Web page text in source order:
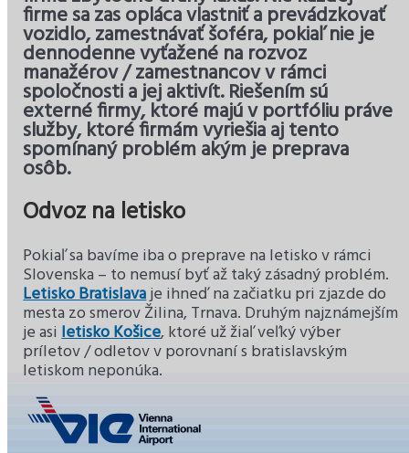
firme sa zas opláca vlastniť a prevádzkovať
vozidlo, zamestnávať šoféra, pokiaľ nie je
dennodenne vyťažené na rozvoz
manažérov / zamestnancov v rámci
spoločnosti a jej aktivít. Riešením sú
externé firmy, ktoré majú v portfóliu práve
služby, ktoré firmám vyriešia aj tento
spomínaný problém akým je preprava
osôb.
Odvoz na letisko
Pokiaľ sa bavíme iba o preprave na letisko v rámci
Slovenska – to nemusí byť až taký zásadný problém.
Letisko Bratislavaje ihneď na začiatku pri zjazde do
mesta zo smerov Žilina, Trnava. Druhým najznámejším
je asiletisko Košice, ktoré už žiaľ veľký výber
príletov / odletov v porovnaní s bratislavským
letiskom neponúka.